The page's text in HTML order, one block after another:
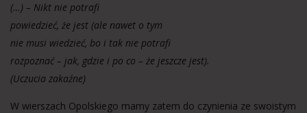
(…) – Nikt nie potrafi
powiedzieć, że jest (ale nawet o tym
nie musi wiedzieć, bo i tak nie potrafi
rozpoznać – jak, gdzie i po co – że jeszcze jest).
(Uczucia zakaźne)
W wierszach Opolskiego mamy zatem do czynienia ze swoistym